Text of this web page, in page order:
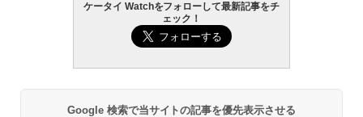
ケータイ Watchをフォローして最新記事をチ
ェック！
Google 検索で当サイトの記事を優先表示させる